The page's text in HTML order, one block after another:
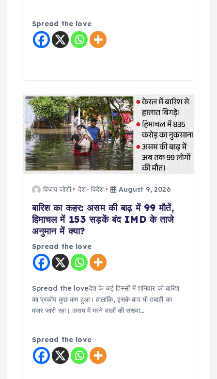
Spread the love
विजय जोशी देश- विदेश August 9, 2026
बारिश का कहर: असम की बाढ़ में 99 मौतें,
हिमाचल में 153 सड़कें बंद IMD के ताजे
अनुमान में क्या?
Spread the love
Spread the loveदेश के कई हिस्सों में शनिवार को बारिश
का प्रकोप कुछ कम हुआ। हालांकि, इसके बाद भी तबाही का
मंजर जारी रहा। असम में मरने वालों की संख्या…
Spread the love